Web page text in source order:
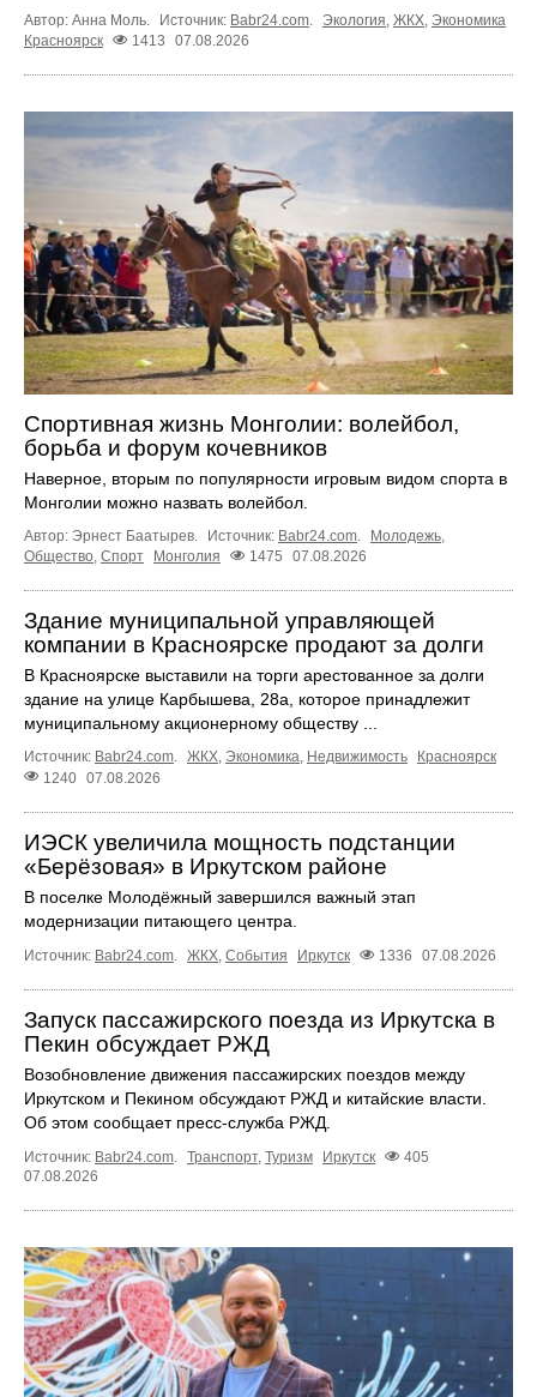
Автор: Анна Моль. Источник: Babr24.com Экология ЖКХ Экономика
Красноярск
1413 07.08.2026
Спортивная жизнь Монголии: волейбол,
борьба и форум кочевников
Наверное, вторым по популярности игровым видом спорта в
Монголии можно назвать волейбол.
Автор: Эрнест Баатырев. Источник: Babr24.com. Молодежь,
Общество, Спорт Монголия 1475 07.08.2026
Здание муниципальной управляющей
компании в Красноярске продают за долги
В Красноярске выставили на торги арестованное за долги
здание на улице Карбышева, 28а, которое принадлежит
муниципальному акционерному обществу ...
Источник: Babr24.com. ЖКХ, Экономика, Недвижимость
Красноярск
1240 07.08.2026
ИЭСК увеличила мощность подстанции
«Берёзовая» в Иркутском районе
В поселке Молодёжный завершился важный этап
модернизации питающего центра.
Источник: Babr24.com ЖКХ События Иркутск 1336 07.08.2026
Запуск пассажирского поезда из Иркутска в
Пекин обсуждает РЖД
Возобновление движения пассажирских поездов между
Иркутском и Пекином обсуждают РЖД и китайские власти.
Об этом сообщает пресс‑служба РЖД.
Источник: Babr24.com Транспорт, Туризм Иркутск
405
07.08.2026